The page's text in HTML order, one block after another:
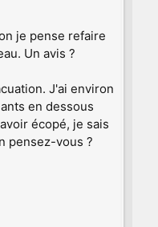
je pense refaire
Un avis ?
J'ai environ
en dessous
écopé, je sais
pensez-vous ?